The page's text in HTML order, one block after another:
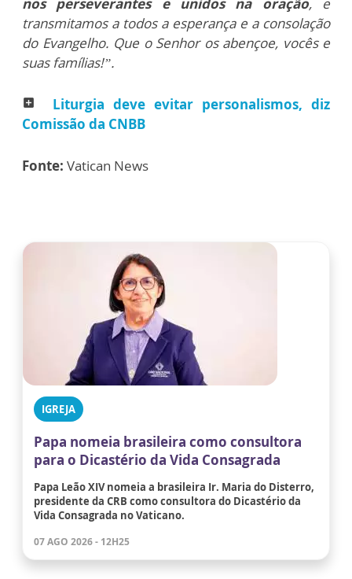
transmitamos a todos a esperança e a consolação
do Evangelho. Que o Senhor os abençoe, vocês e
suas famílias!”.
add_box
Liturgia deve evitar personalismos, diz
Comissão da CNBB
Fonte: Vatican News
IGREJA
Papa nomeia brasileira como consultora
para o Dicastério da Vida Consagrada
Papa Leão XIV nomeia a brasileira Ir. Maria do Disterro,
presidente da CRB como consultora do Dicastério da
Vida Consagrada no Vaticano.
07 AGO 2026 - 12H25